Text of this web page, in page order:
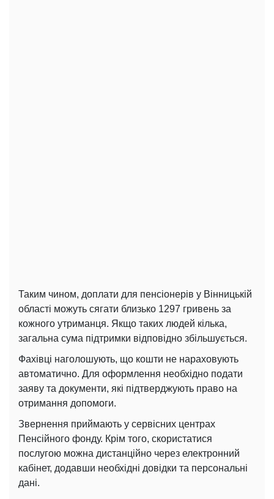
Таким чином, доплати для пенсіонерів у Вінницькій
області можуть сягати близько 1297 гривень за
кожного утриманця. Якщо таких людей кілька,
загальна сума підтримки відповідно збільшується.
Фахівці наголошують, що кошти не нараховують
автоматично. Для оформлення необхідно подати
заяву та документи, які підтверджують право на
отримання допомоги.
Звернення приймають у сервісних центрах
Пенсійного фонду. Крім того, скористатися
послугою можна дистанційно через електронний
кабінет, додавши необхідні довідки та персональні
дані.